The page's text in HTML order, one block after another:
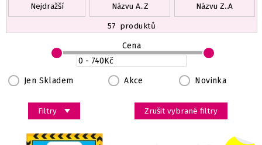
Nejdražší Názvu A..Z
Názvu Z..A
57 produktů
Filtry
Jen Skladem Akce Novinka
Cena
Zrušit vybrané filtry